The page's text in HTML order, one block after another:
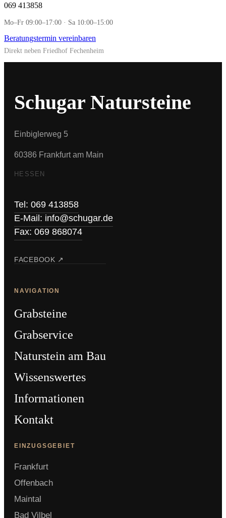
069 413858
Mo–Fr 09:00–17:00 · Sa 10:00–15:00
Beratungstermin vereinbaren
Direkt neben Friedhof Fechenheim
Schugar Natursteine
Einbiglerweg 5
60386 Frankfurt am Main
HESSEN
Tel: 069 413858
E-Mail: info@schugar.de
Fax: 069 868074
FACEBOOK ↗
NAVIGATION
Grabsteine
Grabservice
Naturstein am Bau
Wissenswertes
Informationen
Kontakt
EINZUGSGEBIET
Frankfurt
Offenbach
Maintal
Bad Vilbel